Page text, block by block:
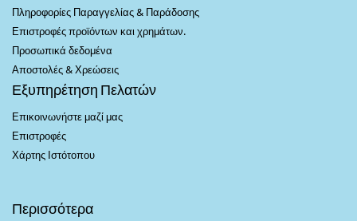
Πληροφορίες Παραγγελίας & Παράδοσης
Επιστροφές προϊόντων και χρημάτων.
Προσωπικά δεδομένα
Αποστολές & Χρεώσεις
Εξυπηρέτηση Πελατών
Επικοινωνήστε μαζί μας
Επιστροφές
Χάρτης Ιστότοπου
Περισσότερα